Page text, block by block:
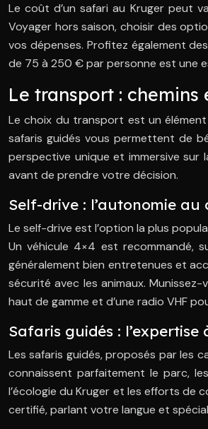
Le coût d’un safari au Kruger peut
Voyager hors saison, choisir des
vos dépenses. Profitez également
de 75 à 250 € par personne est une
Le transport :
Le choix du transport est un
safaris guidés vous permettent de
perspective unique et immersive sur
avant de prendre votre décision.
Self-drive : l’autonomie
Le self-drive est l’option la plus
Un véhicule 4×4 est recommandé,
généralement bien entretenues et
sécurité avec les animaux.
haut de gamme et d’une radio VHF
Safaris guidés :
Les safaris guidés, proposés par les
connaissent parfaitement le parc,
l’écologie du Kruger et les efforts de
certifié, parlant votre langue et